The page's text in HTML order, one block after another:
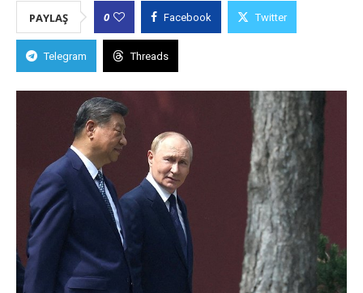
PAYLAŞ 0 Facebook Twitter
Telegram Threads